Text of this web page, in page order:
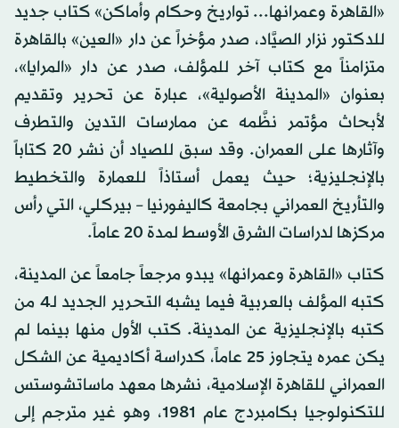
«القاهرة وعمرانها... تواريخ وحكام وأماكن» كتاب جديد
للدكتور نزار الصيَّاد، صدر مؤخراً عن دار «العين» بالقاهرة
متزامناً مع كتاب آخر للمؤلف، صدر عن دار «المرايا»،
بعنوان «المدينة الأصولية»، عبارة عن تحرير وتقديم
لأبحاث مؤتمر نظَّمه عن ممارسات التدين والتطرف
وآثارها على العمران. وقد سبق للصياد أن نشر 20 كتاباً
بالإنجليزية؛ حيث يعمل أستاذاً للعمارة والتخطيط
والتأريخ العمراني بجامعة كاليفورنيا – بيركلي، التي رأس
مركزها لدراسات الشرق الأوسط لمدة 20 عاماً.
كتاب «القاهرة وعمرانها» يبدو مرجعاً جامعاً عن المدينة،
كتبه المؤلف بالعربية فيما يشبه التحرير الجديد لـ4 من
كتبه بالإنجليزية عن المدينة. كتب الأول منها بينما لم
يكن عمره يتجاوز 25 عاماً، كدراسة أكاديمية عن الشكل
العمراني للقاهرة الإسلامية، نشرها معهد ماساتشوستس
للتكنولوجيا بكامبردج عام 1981، وهو غير مترجم إلى